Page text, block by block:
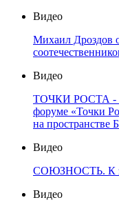
Видео
Михаил Дроздов
Видео
ТОЧКИ РОСТА -
форуме «Точки
на пространстве
Видео
СОЮЗНОСТЬ. К
Видео